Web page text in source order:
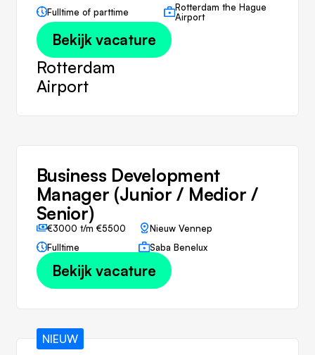
Fulltime of parttime
Rotterdam the Hague
Airport
Bekijk vacature
Rotterdam
Airport
Business Development
Manager (Junior / Medior /
Senior)
€3000 t/m €5500
Nieuw Vennep
Fulltime
Saba Benelux
Bekijk vacature
NIEUW